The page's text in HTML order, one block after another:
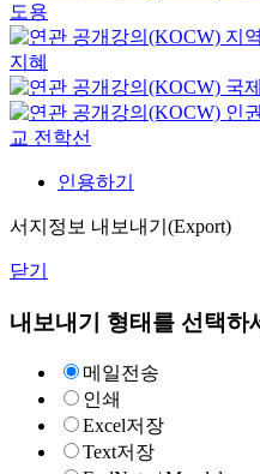
도용
지
지혜
국
인
교 전학선
인용하기
서지정보 내보내기(Export)
닫기
내보내기 형태를 선택하
메일전송
인쇄
Excel저장
Text저장